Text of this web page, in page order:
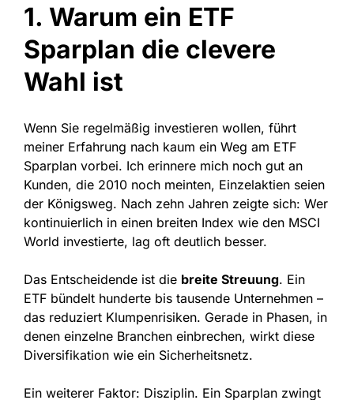
1. Warum ein ETF
Sparplan die clevere
Wahl ist
Wenn Sie regelmäßig investieren wollen, führt
meiner Erfahrung nach kaum ein Weg am ETF
Sparplan vorbei. Ich erinnere mich noch gut an
Kunden, die 2010 noch meinten, Einzelaktien seien
der Königsweg. Nach zehn Jahren zeigte sich: Wer
kontinuierlich in einen breiten Index wie den MSCI
World investierte, lag oft deutlich besser.
Das Entscheidende ist die breite Streuung. Ein
ETF bündelt hunderte bis tausende Unternehmen –
das reduziert Klumpenrisiken. Gerade in Phasen, in
denen einzelne Branchen einbrechen, wirkt diese
Diversifikation wie ein Sicherheitsnetz.
Ein weiterer Faktor: Disziplin. Ein Sparplan zwingt